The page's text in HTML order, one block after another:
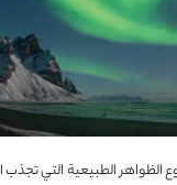
الظواهر الطبيعية التي تجذب